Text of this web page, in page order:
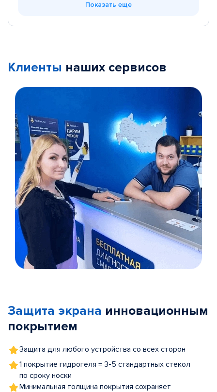
Показать еще
Клиенты наших сервисов
5
Защита экрана инновационным
покрытием
Защита для любого устройства со всех сторон
1 покрытие гидрогеля = 3-5 стандартных стекол
по сроку носки
Минимальная толщина покрытия сохраняет